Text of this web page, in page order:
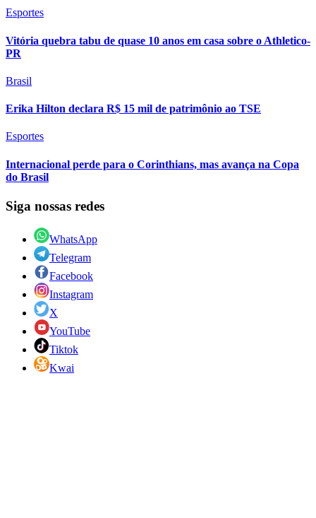
Esportes
Vitória quebra tabu de quase 10 anos em casa sobre o Athletico-
PR
Brasil
Erika Hilton declara R$ 15 mil de patrimônio ao TSE
Esportes
Internacional perde para o Corinthians, mas avança na Copa
do Brasil
Siga nossas redes
WhatsApp
Telegram
Facebook
Instagram
X
YouTube
Tiktok
Kwai